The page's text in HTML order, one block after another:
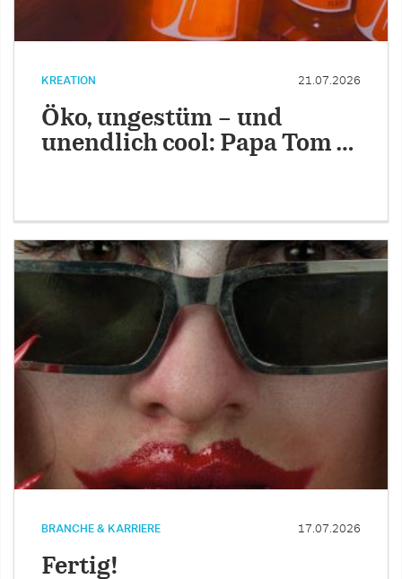
KREATION 21.07.2026
Öko, ungestüm – und
unendlich cool: Papa Tom …
BRANCHE & KARRIERE 17.07.2026
Fertig!